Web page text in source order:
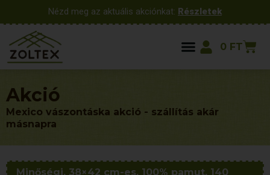
Nézd meg az aktuális akciónkat: Részletek
0 FT
Akció
Mexico vászontáska akció - szállítás akár
másnapra
Minőségi, 38×42 cm-es, 100% pamut, 140